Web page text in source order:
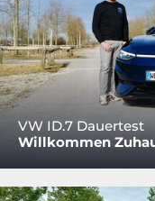
VW ID.7 Dauertest
Willkommen